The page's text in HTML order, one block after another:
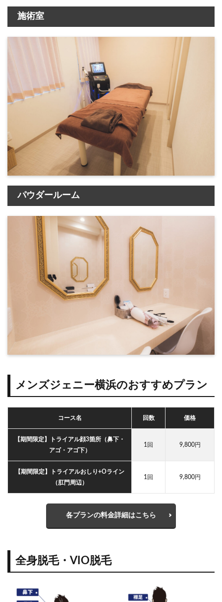
施術室
パウダールーム
メンズジェニー横浜のおすすめプラン
コース名 回数 価格
【期間限定】トライアル顔3箇所（鼻下・
アゴ・アゴ下）
1回 9,800円
【期間限定】トライアルおしり+Oライン
（肛門周辺）
1回 9,800円
各プランの料金詳細はこちら
全身脱毛・VIO脱毛